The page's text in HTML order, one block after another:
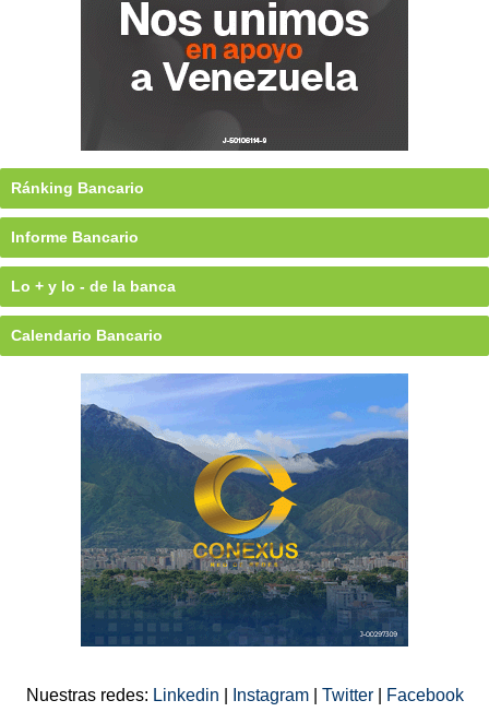
Ránking Bancario
Informe Bancario
Lo + y lo - de la banca
Calendario Bancario
Nuestras redes: Linkedin Instagram Twitter Facebook